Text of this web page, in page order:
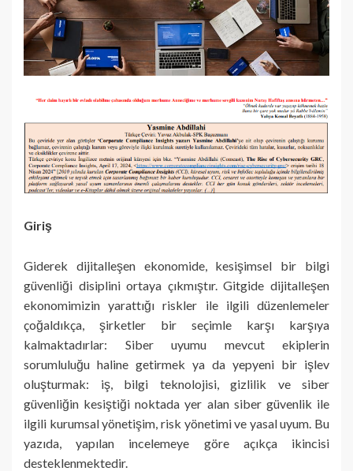
Giriş
Giderek dijitalleşen ekonomide, kesişimsel bir bilgi
güvenliği disiplini ortaya çıkmıştır. Gitgide dijitalleşen
ekonomimizin yarattığı riskler ile ilgili düzenlemeler
çoğaldıkça, şirketler bir seçimle karşı karşıya
kalmaktadırlar: Siber uyumu mevcut ekiplerin
sorumluluğu haline getirmek ya da yepyeni bir işlev
oluşturmak: iş, bilgi teknolojisi, gizlilik ve siber
güvenliğin kesiştiği noktada yer alan siber güvenlik ile
ilgili kurumsal yönetişim, risk yönetimi ve yasal uyum. Bu
yazıda, yapılan incelemeye göre açıkça ikincisi
desteklenmektedir.